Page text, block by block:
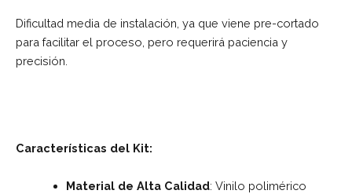
Dificultad media de instalación, ya que viene pre-cortado
para facilitar el proceso, pero requerirá paciencia y
precisión.
Características del Kit:
Material de Alta Calidad: Vinilo polimérico